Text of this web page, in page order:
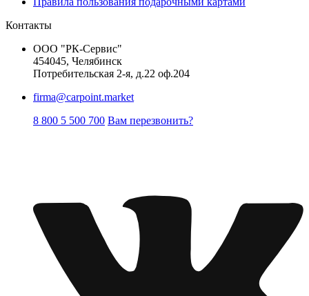
Контакты
ООО "РК-Сервис"
454045, Челябинск
Потребительская 2-я, д.22 оф.204
firma@carpoint.market
8 800 5 500 700 Вам перезвонить?